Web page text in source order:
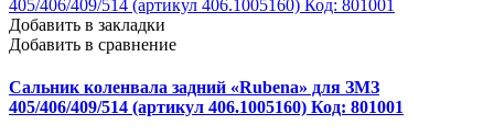
Добавить в закладки
Добавить в сравнение
Сальник коленвала задний «Rubena» для ЗМЗ
405/406/409/514 (артикул 406.1005160) Код: 801001